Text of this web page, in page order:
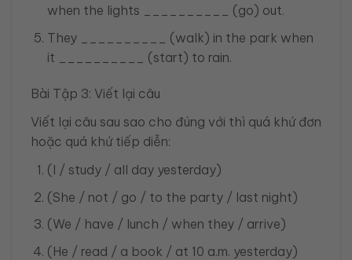
when the lights __________ (go) out.
They __________ (walk) in the park when
it __________ (start) to rain.
Bài Tập 3: Viết lại câu
Viết lại câu sau sao cho đúng với thì quá khứ đơn
hoặc quá khứ tiếp diễn:
(I / study / all day yesterday)
(She / not / go / to the party / last night)
(We / have / lunch / when they / arrive)
(He / read / a book / at 10 a.m. yesterday)